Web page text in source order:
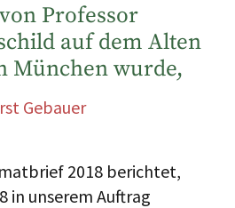
Professor
auf dem Alten
München wurde,
Gebauer
2018 berichtet,
in unserem Auftrag